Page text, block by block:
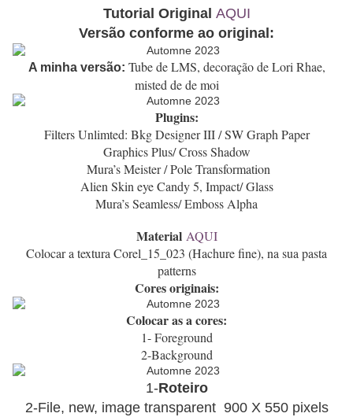
Tutorial Original AQUI
Versão conforme ao original:
A minha versão: Tube de LMS, decoração de Lori Rhae,
misted de de moi
Plugins:
Filters Unlimted: Bkg Designer III / SW Graph Paper
Graphics Plus/ Cross Shadow
Mura’s Meister / Pole Transformation
Alien Skin eye Candy 5, Impact/ Glass
Mura’s Seamless/ Emboss Alpha
Material AQUI
Colocar a textura Corel_15_023 (Hachure fine), na sua pasta
patterns
Cores originais:
Colocar as a cores:
1- Foreground
2-Background
1-Roteiro
2-File, new, image transparent 900 X 550 pixels